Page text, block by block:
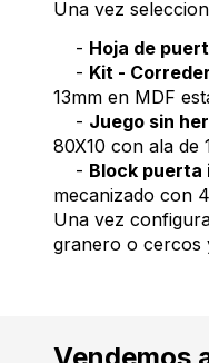
Una vez
- Hoja de
- Kit -
13mm en MDF
- Juego sin
80X10 con ala de
- Block puerta
mecanizado con
Una vez
granero o cercos